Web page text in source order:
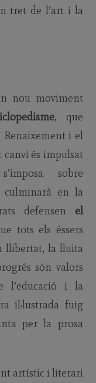
tret de l’art i la
nou moviment
, que
Renaixement i el
canvi és impulsat
sobre
culminarà en la
defensen el
tots els éssers
llibertat, la lluita
són valors
l’educació i la
il·lustrada fuig
per la prosa
artístic i literari